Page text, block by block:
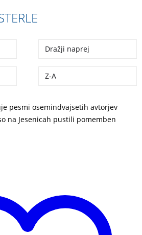
Dražji naprej
Z-A
pesmi osemindvajsetih avtorjev
na Jesenicah pustili pomemben